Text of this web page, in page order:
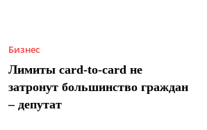
Бизнес
Лимиты card-to-card не
затронут большинство граждан
– депутат